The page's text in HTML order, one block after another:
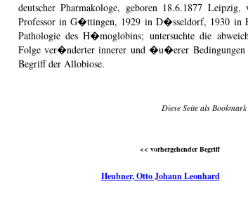
deutscher Pharmakologe, geboren 18.6.1877
Professor in G�ttingen, 1929 in D�sseldorf, 1930 in
Pathologie des H�moglobins; untersuchte die
Folge ver�nderter innerer und �u�erer
Begriff der Allobiose.
Diese Seite als
<< vorhergehender Begriff
Heubner, Otto Johann Leonhard